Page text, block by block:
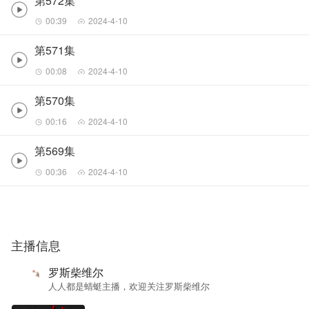
00:39 2024-4-10
第571集
00:08 2024-4-10
第570集
00:16 2024-4-10
第569集
00:36 2024-4-10
主播信息
罗斯柴维尔
人人都是蜻蜓主播，欢迎关注罗斯柴维尔